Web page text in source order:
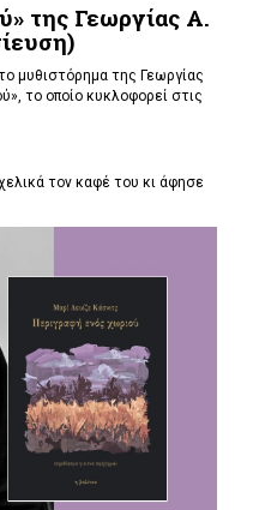
της Γεωργίας Α.
μυθιστόρημα της Γεωργίας
το οποίο κυκλοφορεί στις
τον καφέ του κι άφησε